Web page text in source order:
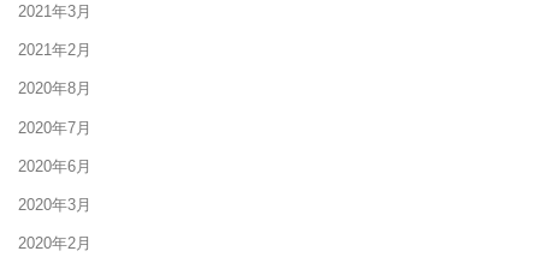
2021年3月
2021年2月
2020年8月
2020年7月
2020年6月
2020年3月
2020年2月